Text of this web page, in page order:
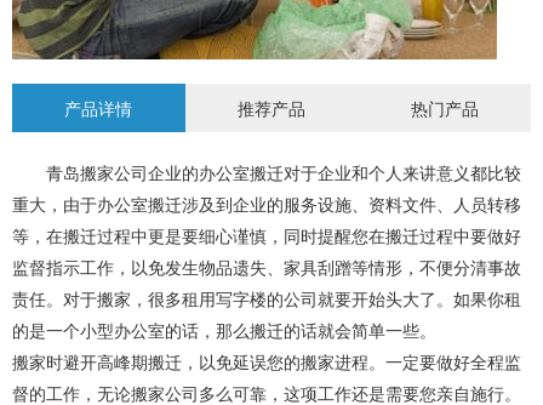
产品详情 推荐产品 热门产品
青岛搬家公司企业的办公室搬迁对于企业和个人来讲意义都比较
重大，由于办公室搬迁涉及到企业的服务设施、资料文件、人员转移
等，在搬迁过程中更是要细心谨慎，同时提醒您在搬迁过程中要做好
监督指示工作，以免发生物品遗失、家具刮蹭等情形，不便分清事故
责任。对于搬家，很多租用写字楼的公司就要开始头大了。如果你租
的是一个小型办公室的话，那么搬迁的话就会简单一些。
搬家时避开高峰期搬迁，以免延误您的搬家进程。一定要做好全程监
督的工作，无论搬家公司多么可靠，这项工作还是需要您亲自施行。